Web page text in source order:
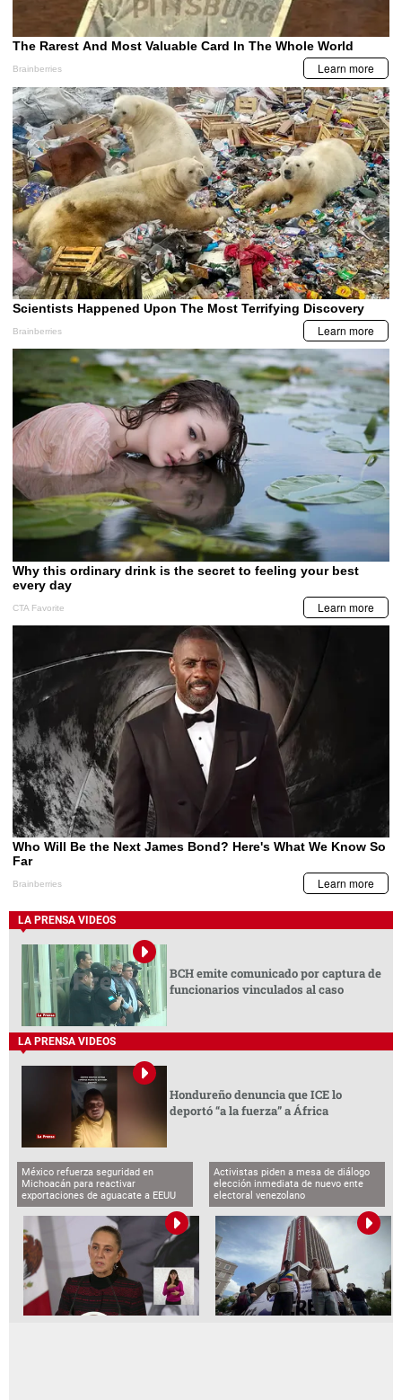
LA PRENSA VIDEOS
BCH emite comunicado por captura de
funcionarios vinculados al caso
LA PRENSA VIDEOS
Hondureño denuncia que ICE lo
deportó “a la fuerza” a África
México refuerza seguridad en
Michoacán para reactivar
exportaciones de aguacate a EEUU
Activistas piden a mesa de diálogo
elección inmediata de nuevo ente
electoral venezolano